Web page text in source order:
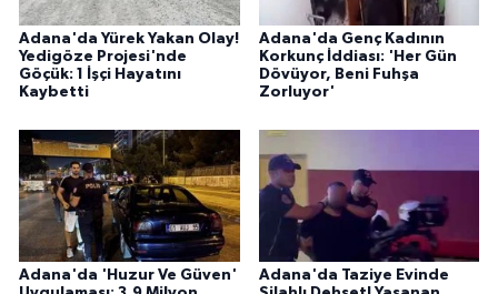
Adana'da Yürek Yakan Olay!
Yedigöze Projesi'nde
Göçük: 1 İşçi Hayatını
Kaybetti
Adana'da Genç Kadının
Korkunç İddiası: 'Her Gün
Dövüyor, Beni Fuhşa
Zorluyor'
Adana'da 'Huzur Ve Güven'
Adana'da Taziye Evinde